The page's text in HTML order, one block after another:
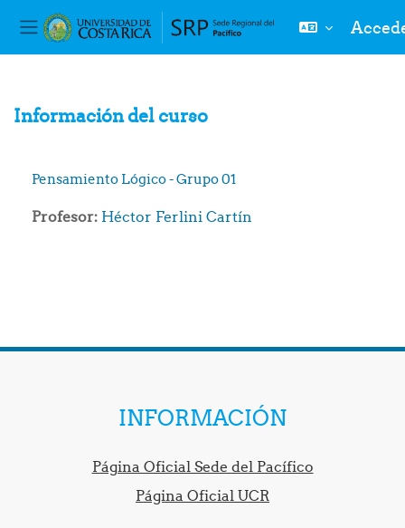
Panel lateral
Información del curso
Pensamiento Lógico - Grupo 01
Profesor: Héctor Ferlini Cartín
INFORMACIÓN
Página Oficial Sede del Pacífico
Página Oficial UCR